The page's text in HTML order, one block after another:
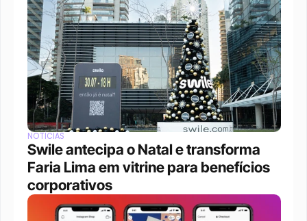
NOTÍCIAS
Swile antecipa o Natal e transforma
Faria Lima em vitrine para benefícios
corporativos